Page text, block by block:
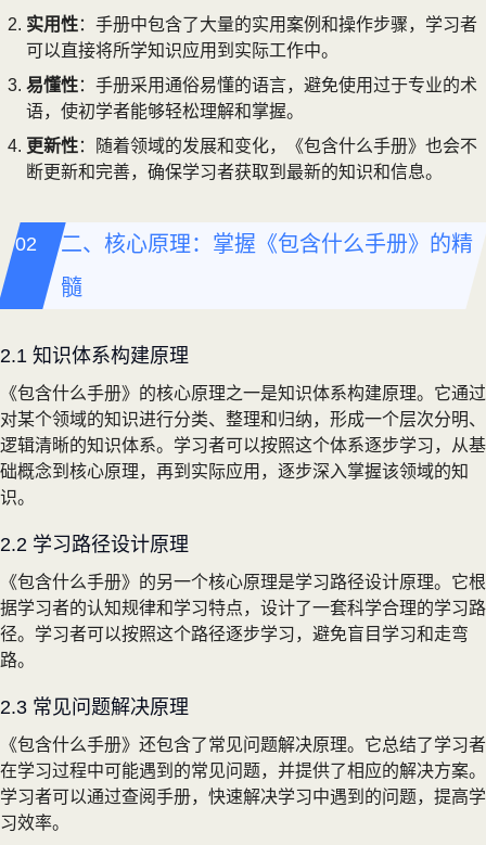
实用性：手册中包含了大量的实用案例和操作步骤，学习者
可以直接将所学知识应用到实际工作中。
易懂性：手册采用通俗易懂的语言，避免使用过于专业的术
语，使初学者能够轻松理解和掌握。
更新性：随着领域的发展和变化，《包含什么手册》也会不
断更新和完善，确保学习者获取到最新的知识和信息。
二、核心原理：掌握《包含什么手册》的精
髓
2.1 知识体系构建原理
《包含什么手册》的核心原理之一是知识体系构建原理。它通过
对某个领域的知识进行分类、整理和归纳，形成一个层次分明、
逻辑清晰的知识体系。学习者可以按照这个体系逐步学习，从基
础概念到核心原理，再到实际应用，逐步深入掌握该领域的知
识。
2.2 学习路径设计原理
《包含什么手册》的另一个核心原理是学习路径设计原理。它根
据学习者的认知规律和学习特点，设计了一套科学合理的学习路
径。学习者可以按照这个路径逐步学习，避免盲目学习和走弯
路。
2.3 常见问题解决原理
《包含什么手册》还包含了常见问题解决原理。它总结了学习者
在学习过程中可能遇到的常见问题，并提供了相应的解决方案。
学习者可以通过查阅手册，快速解决学习中遇到的问题，提高学
习效率。